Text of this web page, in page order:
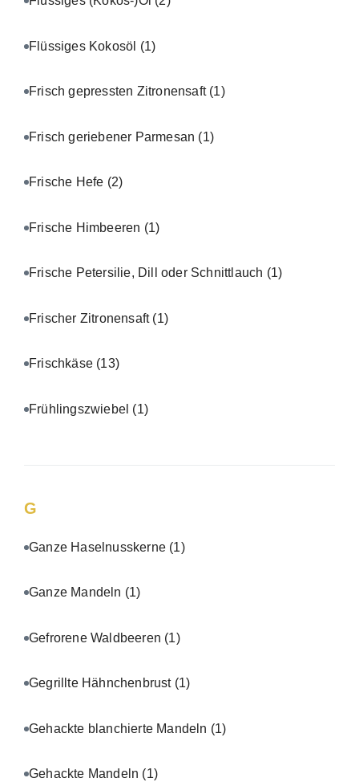
Flüssiges Kokosöl (1)
Frisch gepressten Zitronensaft (1)
Frisch geriebener Parmesan (1)
Frische Hefe (2)
Frische Himbeeren (1)
Frische Petersilie, Dill oder Schnittlauch (1)
Frischer Zitronensaft (1)
Frischkäse (13)
Frühlingszwiebel (1)
G
Ganze Haselnusskerne (1)
Ganze Mandeln (1)
Gefrorene Waldbeeren (1)
Gegrillte Hähnchenbrust (1)
Gehackte blanchierte Mandeln (1)
Gehackte Mandeln (1)